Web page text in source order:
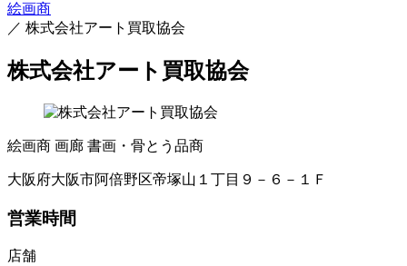
絵画商
／ 株式会社アート買取協会
株式会社アート買取協会
絵画商 画廊 書画・骨とう品商
大阪府大阪市阿倍野区帝塚山１丁目９－６－１Ｆ
営業時間
店舗